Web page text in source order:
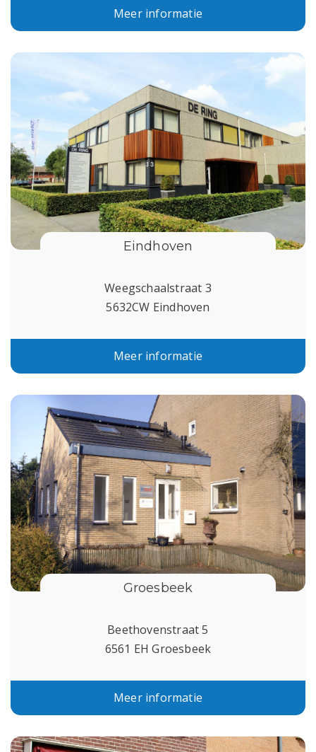
Meer informatie
Eindhoven
Weegschaalstraat 3
5632CW Eindhoven
Meer informatie
Groesbeek
Beethovenstraat 5
6561 EH Groesbeek
Meer informatie